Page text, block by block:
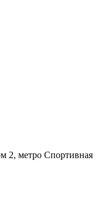
2, метро Спортивная